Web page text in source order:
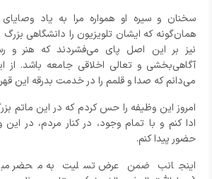
سخنان و سیره او همواره مرا به یاد وصایای
همان‌گونه که ایشان تلویزیون را دانشگاهی بزرگ
نیز بر این اصل پای می‌فشردند که هنر و
آگاهی‌بخشی و تعالی اخلاقی جامعه باشد. از
می‌دانم که صدا و قلمم را در خدمت بدرقه این
امروز این وظیفه را حس کردم که در این ماتم
ادا کنم و با تمام وجود، در کنار مردم، در
حضور پیدا کنم.
اینجانب ضمن عرض تسلیت به محضر